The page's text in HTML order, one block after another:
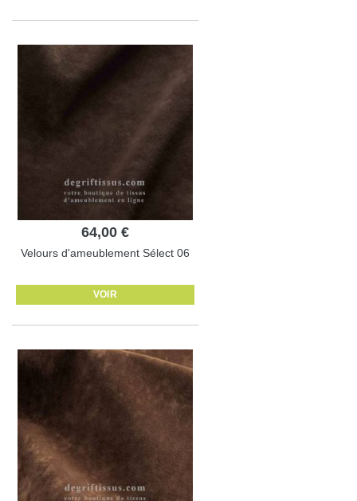
64,00 €
Velours d'ameublement Sélect 06
VOIR